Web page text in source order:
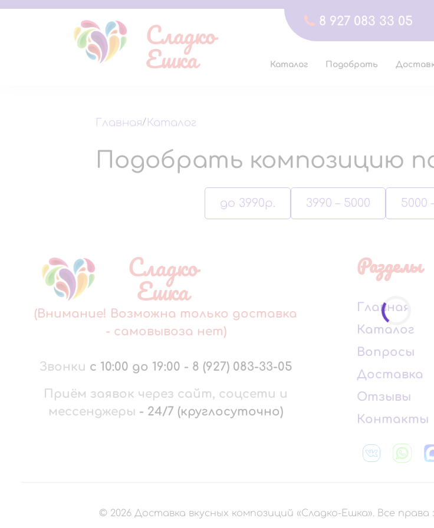
8 927 083 33 05
Сладко
Ешка Каталог Подобрать
Главная/ Каталог
Подобрать композицию
до 3990р. 3990 – 5000 5000
Сладко
Ешка
(Внимание! Возможна только доставка
- самовывоза нет)
Звонки с 10:00 до 19:00 - 8 (927) 083-33-05
Приём заявок через сайт, соцсети и
мессенджеры - 24/7 (круглосуточно)
Разделы
Главная
Каталог
Вопросы
Доставка
Отзывы
Контакты
© 2026Доставка вкусных композиций «Сладко-Ешка». Все